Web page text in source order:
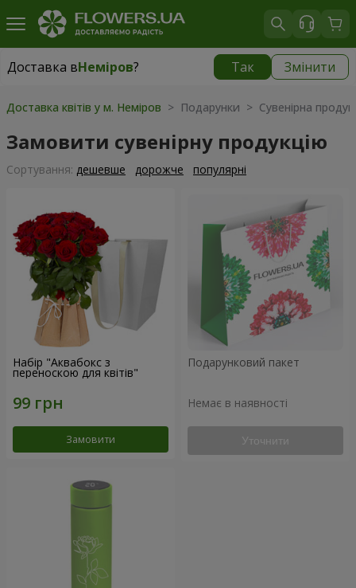
Доставка вНеміров? Так Змінити
Доставка вНеміров|
Доставка квітів у м. Неміров > Подарунки > Сувенірна
Замовити сувенірну продукцію
Сортування: дешевше дорожче популярні
Набір "Аквабокс з
переноскою для квітів"
Замовити
Подарунковий пакет
Немає в наявності
Уточнити